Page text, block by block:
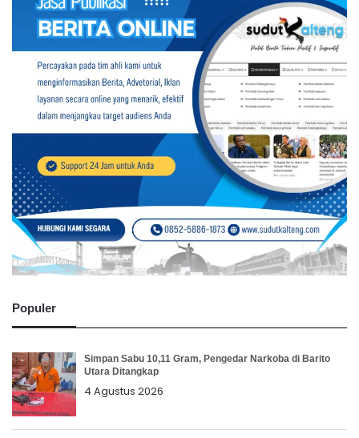
Populer
Simpan Sabu 10,11 Gram, Pengedar Narkoba di Barito
Utara Ditangkap
4 Agustus 2026